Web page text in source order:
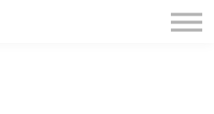
des conseillers